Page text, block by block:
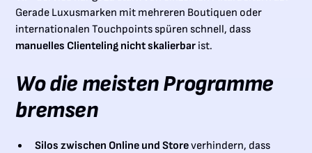
Gerade Luxusmarken mit mehreren Boutiquen oder
internationalen Touchpoints spüren schnell, dass
manuelles Clienteling nicht skalierbar ist.
Wo die meisten Programme
bremsen
Silos zwischen Online und Storeverhindern, dass